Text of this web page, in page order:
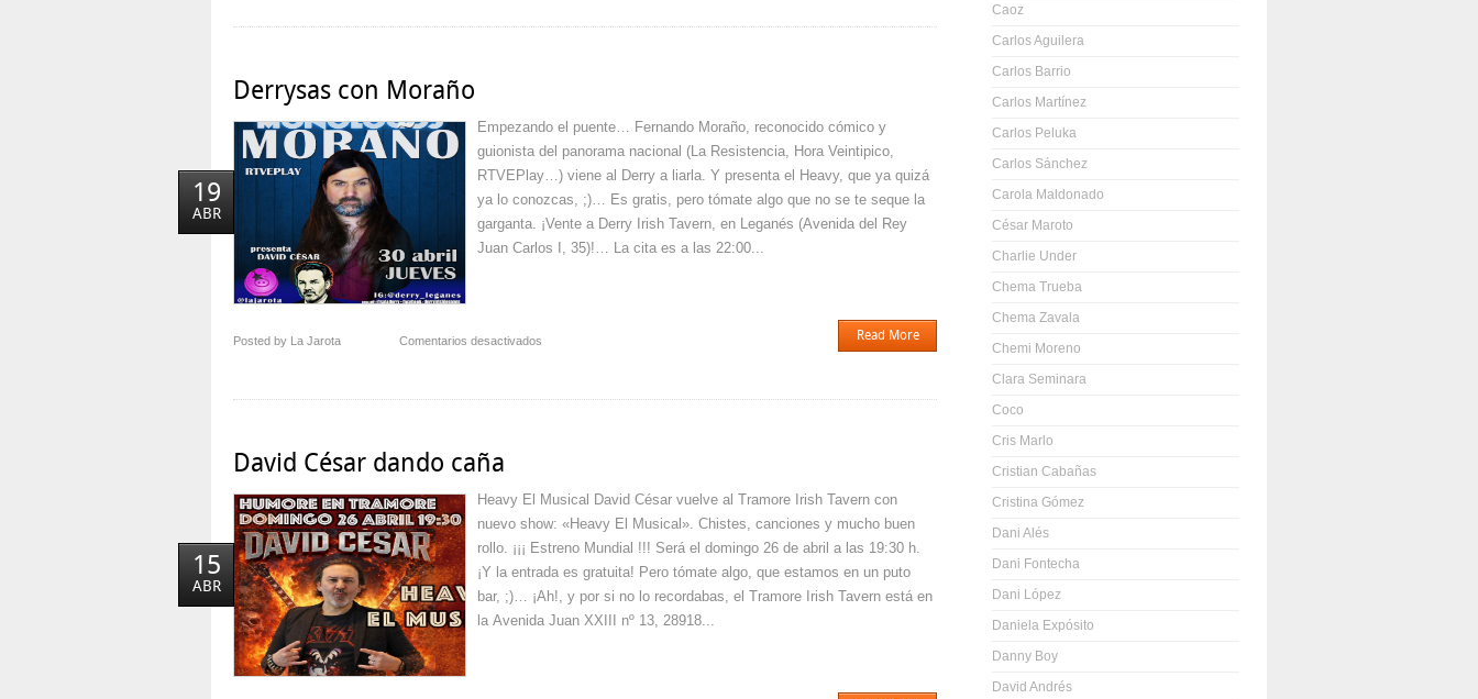
Show…
Derrysas con Moraño
19
ABR
Empezando el puente… Fernando Moraño, reconocido cómico y
guionista del panorama nacional (La Resistencia, Hora Veintipico,
RTVEPlay…) viene al Derry a liarla. Y presenta el Heavy, que ya quizá
ya lo conozcas, ;)… Es gratis, pero tómate algo que no se te seque la
garganta. ¡Vente a Derry Irish Tavern, en Leganés (Avenida del Rey
Juan Carlos I, 35)!… La cita es a las 22:00...
Posted by La Jarota Comentarios desactivados
Moraño
Read More
David César dando caña
15
ABR
Heavy El Musical David César vuelve al Tramore Irish Tavern con
nuevo show: «Heavy El Musical». Chistes, canciones y mucho buen
rollo. ¡¡¡ Estreno Mundial !!! Será el domingo 26 de abril a las 19:30 h.
¡Y la entrada es gratuita! Pero tómate algo, que estamos en un puto
bar, ;)… ¡Ah!, y por si no lo recordabas, el Tramore Irish Tavern está en
la Avenida Juan XXIII nº 13, 28918...
Caoz
Carlos Aguilera
Carlos Barrio
Carlos Martínez
Carlos Peluka
Carlos Sánchez
Carola Maldonado
César Maroto
Charlie Under
Chema Trueba
Chema Zavala
Chemi Moreno
Clara Seminara
Coco
Cris Marlo
Cristian Cabañas
Cristina Gómez
Dani Alés
Dani Fontecha
Dani López
Daniela Expósito
Danny Boy
David Andrés